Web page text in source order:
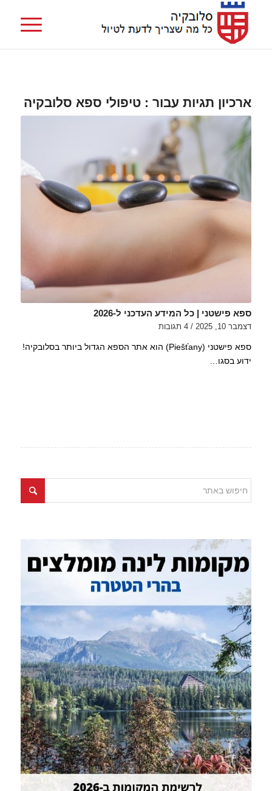
ארכיון תגיות עבור : טיפולי ספא סלובקיה
ספא פישטני | כל המידע העדכני ל-2026
דצמבר 10, 2025 / 4 תגובות
ספא פישטני (Piešťany) הוא אתר הספא הגדול ביותר בסלובקיה!
ידוע בסגו…